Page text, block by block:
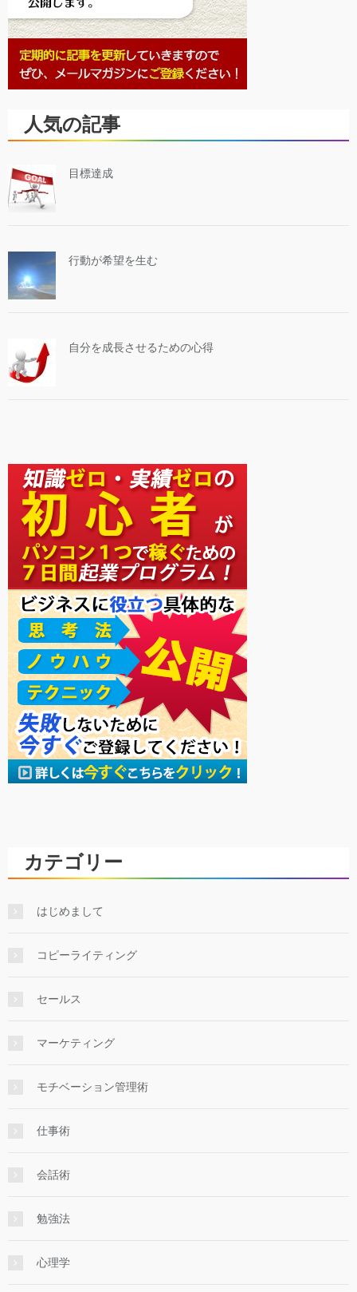
人気の記事
目標達成
行動が希望を生む
自分を成長させるための心得
カテゴリー
はじめまして
コピーライティング
セールス
マーケティング
モチベーション管理術
仕事術
会話術
勉強法
心理学